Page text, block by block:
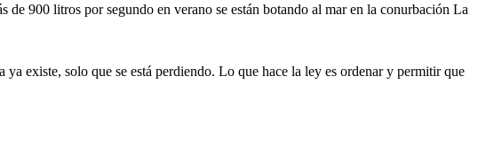
900 litros por segundo en verano se están botando al mar en la conurbación La
existe, solo que se está perdiendo. Lo que hace la ley es ordenar y permitir que